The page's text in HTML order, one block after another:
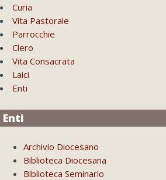
Curia
Vita Pastorale
Parrocchie
Clero
Vita Consacrata
Laici
Enti
Enti
Archivio Diocesano
Biblioteca Diocesana
Biblioteca Seminario